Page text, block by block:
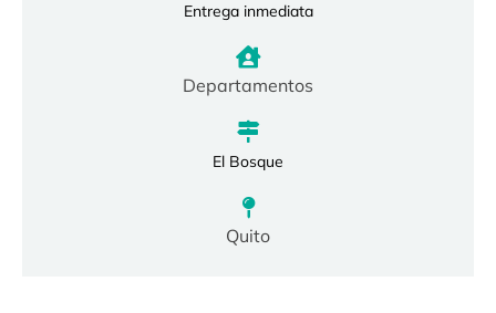
Entrega inmediata
Departamentos
El Bosque
Quito